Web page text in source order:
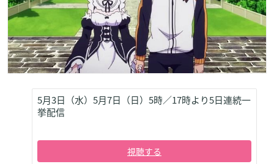
5月3日（水）5月7日（日）5時／17時より5日連続一
挙配信
視聴する